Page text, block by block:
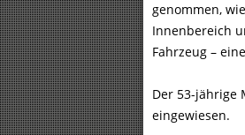
genommen,
Innenbereich
Fahrzeug –
Der 53-jährige
eingewiesen.